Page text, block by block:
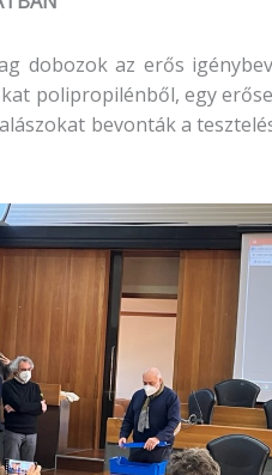
dobozok az erős
polipropilénből, egy
bevonták a